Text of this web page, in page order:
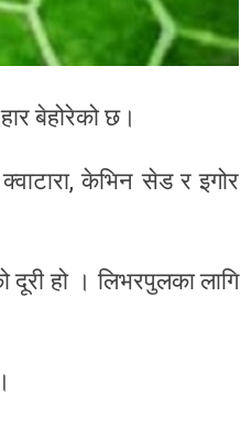
बेहोरेको छ।
केभिन सेड र इगोर
हो । लिभरपुलका लागि